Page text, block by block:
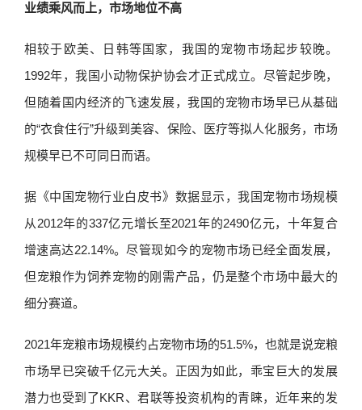
业绩乘风而上，市场地位不高
相较于欧美、日韩等国家，我国的宠物市场起步较晚。
1992年，我国小动物保护协会才正式成立。尽管起步晚，
但随着国内经济的飞速发展，我国的宠物市场早已从基础
的“衣食住行”升级到美容、保险、医疗等拟人化服务，市场
规模早已不可同日而语。
据《中国宠物行业白皮书》数据显示，我国宠物市场规模
从2012年的337亿元增长至2021年的2490亿元，十年复合
增速高达22.14%。尽管现如今的宠物市场已经全面发展，
但宠粮作为饲养宠物的刚需产品，仍是整个市场中最大的
细分赛道。
2021年宠粮市场规模约占宠物市场的51.5%，也就是说宠粮
市场早已突破千亿元大关。正因为如此，乖宝巨大的发展
潜力也受到了KKR、君联等投资机构的青睐，近年来的发